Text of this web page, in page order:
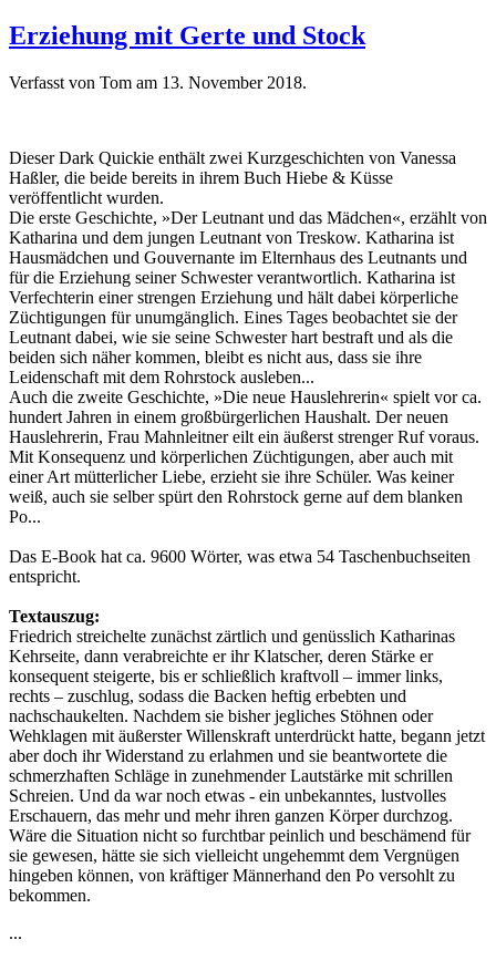
Erziehung mit Gerte und Stock
Verfasst von Tom am 13. November 2018.
Dieser Dark Quickie enthält zwei Kurzgeschichten von Vanessa
Haßler, die beide bereits in ihrem Buch Hiebe & Küsse
veröffentlicht wurden.
Die erste Geschichte, »Der Leutnant und das Mädchen«, erzählt von
Katharina und dem jungen Leutnant von Treskow. Katharina ist
Hausmädchen und Gouvernante im Elternhaus des Leutnants und
für die Erziehung seiner Schwester verantwortlich. Katharina ist
Verfechterin einer strengen Erziehung und hält dabei körperliche
Züchtigungen für unumgänglich. Eines Tages beobachtet sie der
Leutnant dabei, wie sie seine Schwester hart bestraft und als die
beiden sich näher kommen, bleibt es nicht aus, dass sie ihre
Leidenschaft mit dem Rohrstock ausleben...
Auch die zweite Geschichte, »Die neue Hauslehrerin« spielt vor ca.
hundert Jahren in einem großbürgerlichen Haushalt. Der neuen
Hauslehrerin, Frau Mahnleitner eilt ein äußerst strenger Ruf voraus.
Mit Konsequenz und körperlichen Züchtigungen, aber auch mit
einer Art mütterlicher Liebe, erzieht sie ihre Schüler. Was keiner
weiß, auch sie selber spürt den Rohrstock gerne auf dem blanken
Po...
Das E-Book hat ca. 9600 Wörter, was etwa 54 Taschenbuchseiten
entspricht.
Textauszug:
Friedrich streichelte zunächst zärtlich und genüsslich Katharinas
Kehrseite, dann verabreichte er ihr Klatscher, deren Stärke er
konsequent steigerte, bis er schließlich kraftvoll – immer links,
rechts – zuschlug, sodass die Backen heftig erbebten und
nachschaukelten. Nachdem sie bisher jegliches Stöhnen oder
Wehklagen mit äußerster Willenskraft unterdrückt hatte, begann jetzt
aber doch ihr Widerstand zu erlahmen und sie beantwortete die
schmerzhaften Schläge in zunehmender Lautstärke mit schrillen
Schreien. Und da war noch etwas - ein unbekanntes, lustvolles
Erschauern, das mehr und mehr ihren ganzen Körper durchzog.
Wäre die Situation nicht so furchtbar peinlich und beschämend für
sie gewesen, hätte sie sich vielleicht ungehemmt dem Vergnügen
hingeben können, von kräftiger Männerhand den Po versohlt zu
bekommen.
...